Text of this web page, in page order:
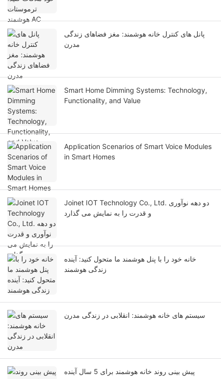
پانل های کنترل خانه هوشمند: مغز فضاهای زندگی
مدرن
Smart Home Dimming Systems: Technology,
Functionality, and Value
Application Scenarios of Smart Voice Modules
in Smart Homes
Joinet IOT Technology Co., Ltd. دو دهه نوآوری
و قدرت را به نمایش می گذارد
خانه خود را با پنل هوشمند ما متحول کنید: آینده
زندگی هوشمند
سیستم های خانه هوشمند: انقلابی در زندگی مدرن
پیش بینی روند خانه هوشمند برای 5 سال آینده